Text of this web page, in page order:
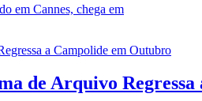
em Cannes, chega em
de Arquivo